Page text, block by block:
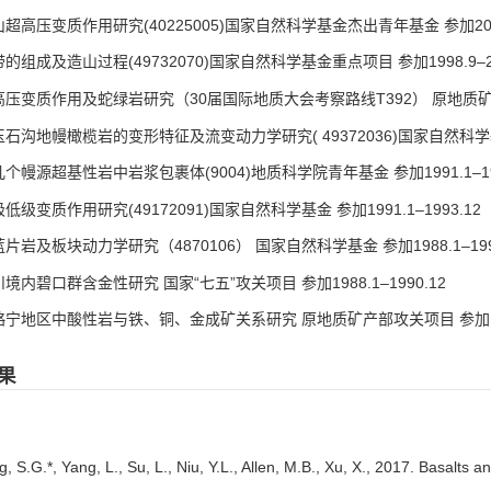
超高压变质作用研究(40225005)国家自然科学基金杰出青年基金 参加
的组成及造山过程(49732070)国家自然科学基金重点项目 参加
压变质作用及蛇绿岩研究（30届国际地质大会考察路线T392） 原地质
石沟地幔橄榄岩的变形特征及流变动力学研究( 49372036)国家自然科
个幔源超基性岩中岩浆包裹体(9004)地质科学院青年基金 参加
低级变质作用研究(49172091)国家自然科学基金 参加1991.1–1993.12
片岩及板块动力学研究（4870106） 国家自然科学基金 参加
内碧口群含金性研究 国家“七五”攻关项目 参加1988.1–1990.12
宁地区中酸性岩与铁、铜、金成矿关系研究 原地质矿产部攻关项目 参
S.G.*, Yang, L., Su, L., Niu, Y.L., Allen, M.B., Xu, X., 2017. Basalts